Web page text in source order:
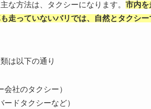
な方法は、タクシーになります。 市内を
走っていないバリでは、自然とタクシー
は以下の通り
社のタクシー）
ドタクシーなど）